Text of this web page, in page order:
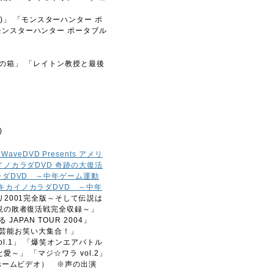
「モンスターハンター ポ
スターハンター ポータブル
箱」 「レイトン教授と最後
WaveDVD Presents アメリ
ノカラダDVD 奇跡の大復活
ダDVD ～中年ゲーム運動
カイノカラダDVD ～中年
2001完全版～そして伝説は
敗者復活戦完全収録～」
JAPAN TOUR 2004」
能お笑い大集合！」
」 「爆笑オンエアバトル
愛～」 「マジ☆ワラ vol.2」
ームビデオ） ※声の出演